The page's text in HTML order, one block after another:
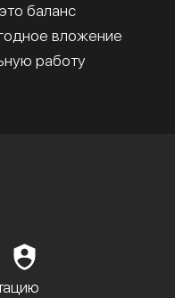
баланс
вложение
работу